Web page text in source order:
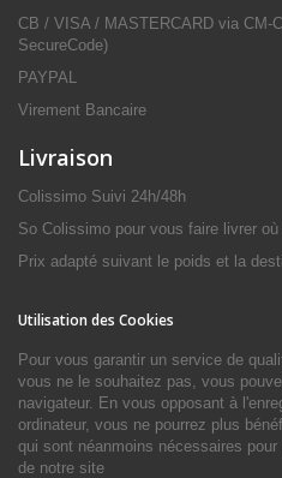
CB / VISA / MASTERCARD via CM-
SecureCode)
PAYPAL
Virement Bancaire
Livraison
Colissimo Suivi 24h/48h
So Colissimo pour vous faire livrer
Prix adapté suivant le poids et la
Utilisation des Cookies
Pour vous garantir un service de
vous ne le souhaitez pas, vous
navigateur. En vous opposant à
ordinateur, vous ne pourrez plus
qui sont néanmoins nécessaires
de notre site